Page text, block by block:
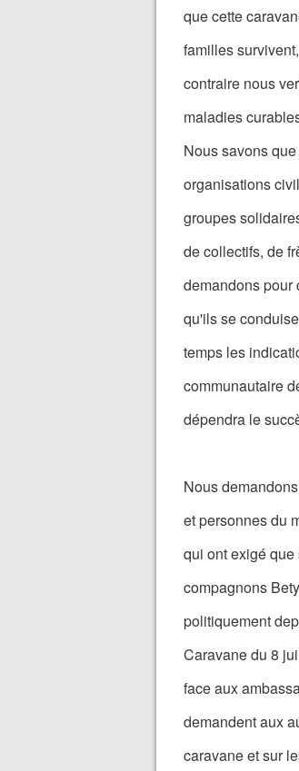
que cette
familles
contraire nous
maladies
Nous savons
organisations
groupes
de collectifs, de
demandons pour
qu'ils se
temps les
communautaire
dépendra le
Nous
et personnes du
qui ont exigé
compagnons
politiquement
Caravane du 8
face aux
demandent aux
caravane et sur